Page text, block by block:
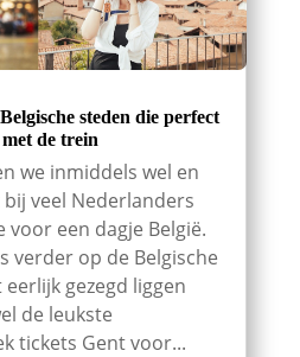
steden die perfect
de trein
we inmiddels wel en
veel Nederlanders
een dagje België.
verder op de Belgische
gezegd liggen
de leukste
tickets Gent voor...